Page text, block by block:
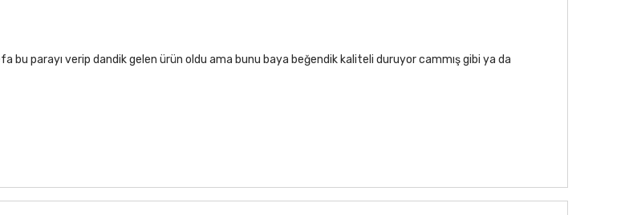
bu parayı verip dandik gelen ürün oldu ama bunu baya beğendik kaliteli duruyor cammış gibi ya da